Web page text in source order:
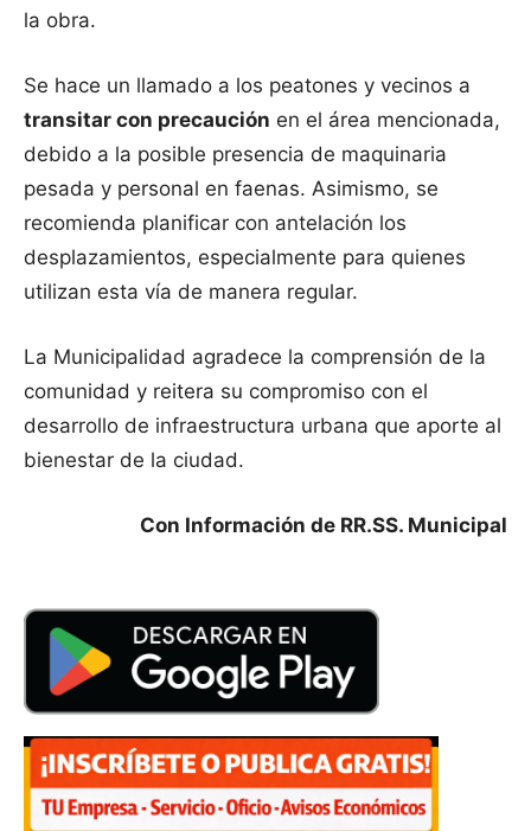
la obra.
Se hace un llamado a los peatones y vecinos a
transitar con precaución en el área mencionada,
debido a la posible presencia de maquinaria
pesada y personal en faenas. Asimismo, se
recomienda planificar con antelación los
desplazamientos, especialmente para quienes
utilizan esta vía de manera regular.
La Municipalidad agradece la comprensión de la
comunidad y reitera su compromiso con el
desarrollo de infraestructura urbana que aporte al
bienestar de la ciudad.
Con Información de RR.SS. Municipal